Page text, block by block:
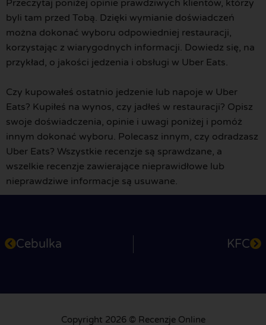
Przeczytaj poniżej opinie prawdziwych klientów, którzy
byli tam przed Tobą. Dzięki wymianie doświadczeń
można dokonać wyboru odpowiedniej restauracji,
korzystając z wiarygodnych informacji. Dowiedz się, na
przykład, o jakości jedzenia i obsługi w Uber Eats.
Czy kupowałeś ostatnio jedzenie lub napoje w Uber
Eats? Kupiłeś na wynos, czy jadłeś w restauracji? Opisz
swoje doświadczenia, opinie i uwagi poniżej i pomóż
innym dokonać wyboru. Polecasz innym, czy odradzasz
Uber Eats? Wszystkie recenzje są sprawdzane, a
wszelkie recenzje zawierające nieprawidłowe lub
nieprawdziwe informacje są usuwane.
Cebulka KFC
Copyright 2026 © Recenzje Online